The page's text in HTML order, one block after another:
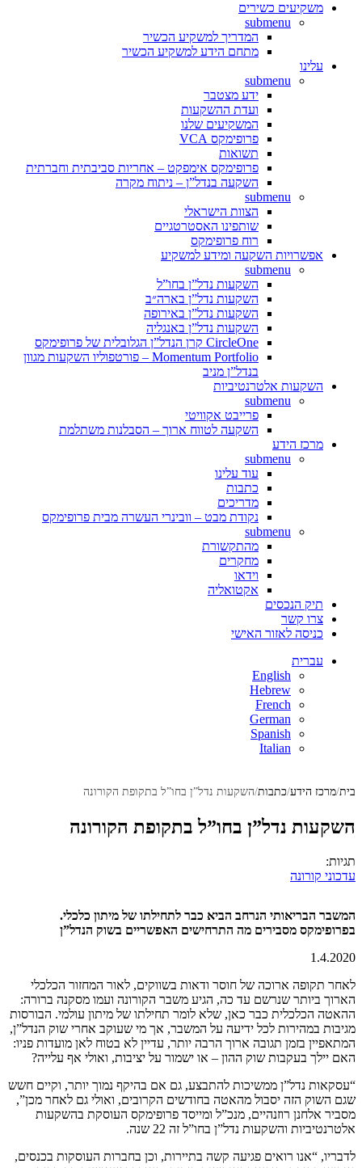
משקיעים כשירים
submenu
המדריך למשקיע הכשיר
מתחם הידע למשקיע הכשיר
עלינו
submenu
ידע מצטבר
ועדת ההשקעות
המשקיעים שלנו
פרופימקס VCA
תשואות
פרופימקס אימפקט – אחריות סביבתית וחברתית
השקעה בנדל”ן – ניתוח מקרה
submenu
הצוות הישראלי
שותפינו האסטרטגיים
רוח פרופימקס
אפשרויות השקעה ומידע למשקיע
submenu
השקעות נדל”ן בחו”ל
השקעות נדל”ן בארה״ב
השקעות נדל”ן באירופה
השקעות נדל”ן באנגליה
CircleOne קרן הנדל”ן הגלובלית של פרופימקס
Momentum Portfolio – פורטפוליו השקעות מגוון
בנדל”ן מניב
השקעות אלטרנטיביות
submenu
פרייבט אקוויטי
השקעה לטווח ארוך – הסבלנות משתלמת
מרכז הידע
submenu
עוד עלינו
כתבות
מדריכים
נקודת מבט – וובינרי העשרה מבית פרופימקס
submenu
מהתקשורת
מחקרים
וידאו
אקטואליה
תיק הנכסים
צרו קשר
כניסה לאזור האישי
עברית
English
Hebrew
French
German
Spanish
Italian
בית מרכז הידע כתבות השקעות נדל”ן בחו”ל בתקופת הקורונה
השקעות נדל”ן בחו”ל בתקופת הקורונה
תגיות:
עדכוני קורונה
המשבר הבריאותי הנרחב הביא כבר לתחילתו של מיתון כלכלי.
בפרופימקס מסבירים מה התרחישים האפשריים בשוק הנדל”ן
1.4.2020
לאחר תקופה ארוכה של חוסר ודאות בשווקים, לאור המחזור הכלכלי
הארוך ביותר שנרשם עד כה, הגיע משבר הקורונה ועמו מסקנה ברורה:
ההאטה הכלכלית כבר כאן, שלא לומר תחילתו של מיתון עולמי. הבורסות
מגיבות במהירות לכל ידיעה על המשבר, אך מי שעוקב אחרי שוק הנדל”ן,
המתאפיין בזמן תגובה ארוך הרבה יותר, עדיין לא בטוח לאן מועדות פניו:
האם יילך בעקבות שוק ההון – או ישמור על יציבות, ואולי אף עלייה?
“עסקאות נדל”ן ממשיכות להתבצע, גם אם בהיקף נמוך יותר, וקיים חשש
שגם השוק הזה יסבול מהאטה בחודשים הקרובים, ואולי גם לאחר מכן”,
מסביר אלחנן רוזנהיים, מנכ”ל ומייסד פרופימקס העוסקת בהשקעות
אלטרנטיביות והשקעות נדל”ן בחו”ל זה 22 שנה.
לדבריו, “אנו רואים פגיעה קשה בתיירות, וכן בחברות העוסקות בכנסים,